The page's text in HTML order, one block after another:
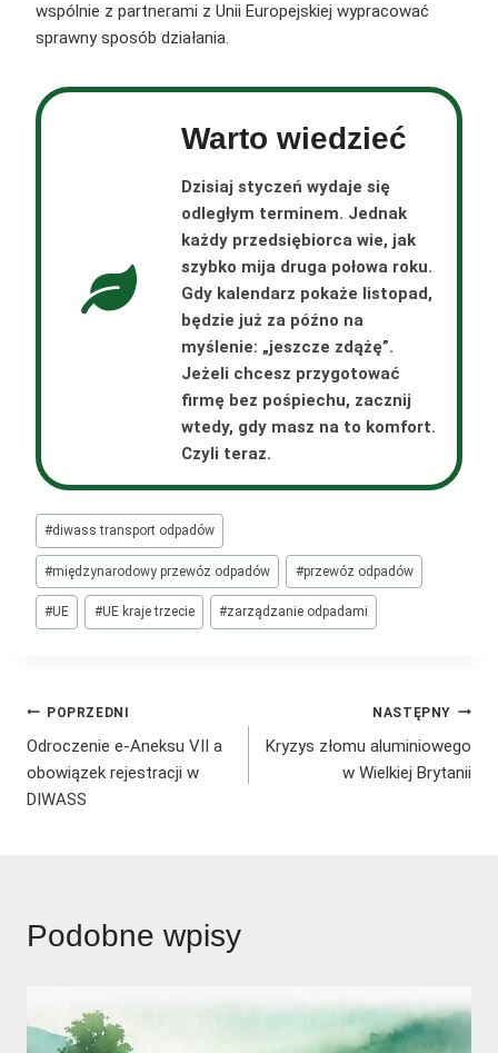
wspólnie z partnerami z Unii Europejskiej wypracować
sprawny sposób działania.
Warto wiedzieć
Dzisiaj styczeń wydaje się
odległym terminem. Jednak
każdy przedsiębiorca wie, jak
szybko mija druga połowa roku.
Gdy kalendarz pokaże listopad,
będzie już za późno na
myślenie: „jeszcze zdążę”.
Jeżeli chcesz przygotować
firmę bez pośpiechu, zacznij
wtedy, gdy masz na to komfort.
Czyli teraz.
Tagi
wpisu:
#diwass transport odpadów
#międzynarodowy przewóz odpadów #przewóz odpadów
#UE #UE kraje trzecie #zarządzanie odpadami
Nawigacja
wpisu
POPRZEDNI
Odroczenie e-Aneksu VII a
obowiązek rejestracji w
DIWASS
NASTĘPNY
Kryzys złomu aluminiowego
w Wielkiej Brytanii
Podobne wpisy